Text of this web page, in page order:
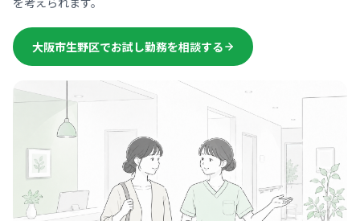
大阪市生野区でお試し勤務を相談する